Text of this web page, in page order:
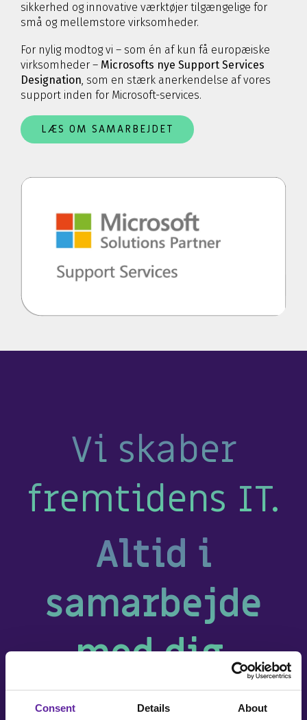
Consent Details About
sikkerhed og innovative værktøjer tilgængelige for
små og mellemstore virksomheder.
For nylig modtog vi – som én af kun få europæiske
virksomheder – Microsofts nye Support Services
Designation, som en stærk anerkendelse af vores
support inden for Microsoft-services.
LÆS OM SAMARBEJDET
Vi skaber
fremtidens IT.
Altid i
samarbejde
med dig.